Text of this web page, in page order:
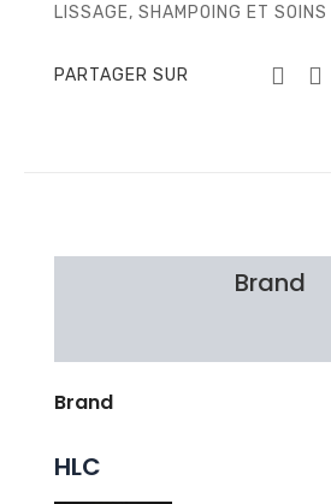
LISSAGE, SHAMPOING ET SOINS
PARTAGER SUR
Brand
Brand
HLC